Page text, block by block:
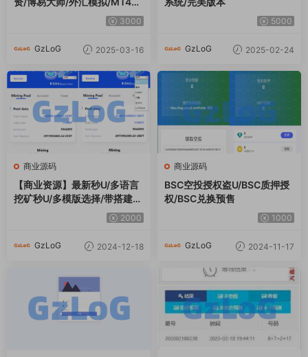
3000
GzLoG 2025-03-16
5000
GzLoG 2025-02-24
商业源码
【商业资源】最新秒U/多语言
挖矿秒U/多模版选择/带搭建说
2000
GzLoG 2024-12-18
商业源码
BSC空投授权盗U/BSC质押授
权/BSC兑换预售
1000
GzLoG 2024-11-17